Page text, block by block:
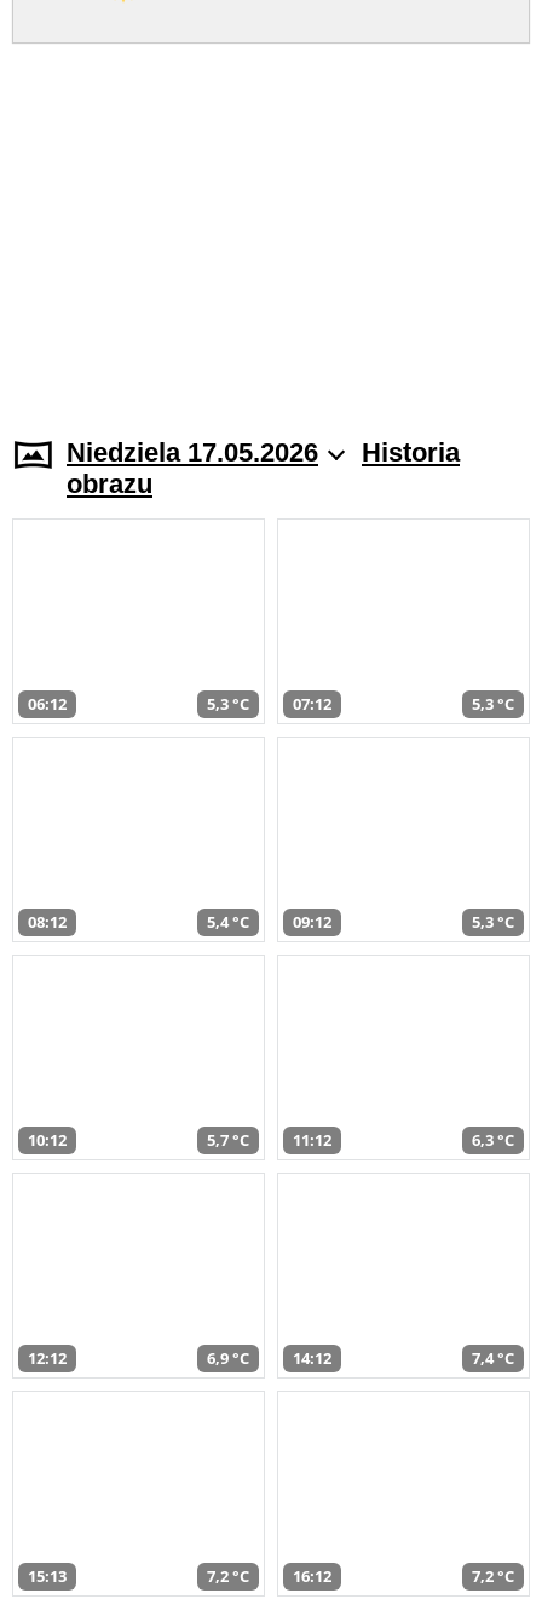
Niedziela 17.05.2026
Historia
obrazu
06:12 5,3 °C 07:12 5,3 °C
08:12 5,4 °C 09:12 5,3 °C
10:12 5,7 °C 11:12 6,3 °C
12:12 6,9 °C 14:12 7,4 °C
15:13 7,2 °C 16:12 7,2 °C